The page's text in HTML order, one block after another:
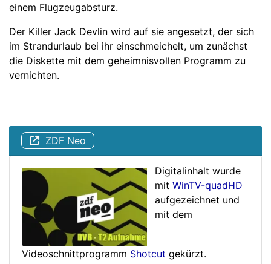
einem Flugzeugabsturz.
Der Killer Jack Devlin wird auf sie angesetzt, der sich
im Strandurlaub bei ihr einschmeichelt, um zunächst
die Diskette mit dem geheimnisvollen Programm zu
vernichten.
ZDF Neo
Digitalinhalt wurde
mit WinTV-quadHD
aufgezeichnet und
mit dem
Videoschnittprogramm Shotcut gekürzt.